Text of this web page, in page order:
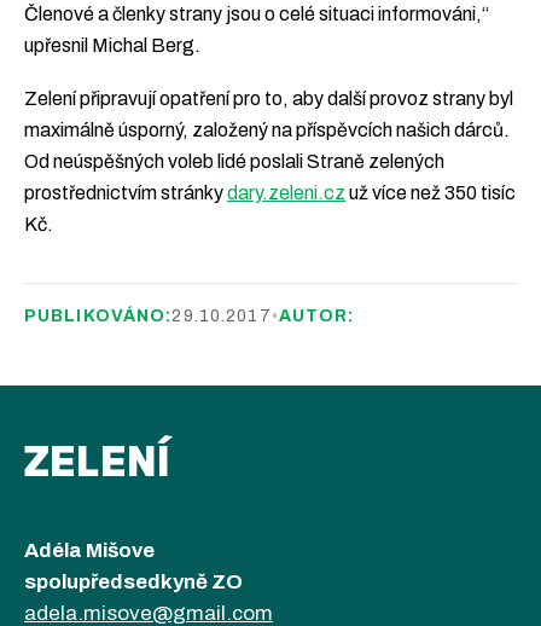
Členové a členky strany jsou o celé situaci informováni,“
upřesnil Michal Berg.
Zelení připravují opatření pro to, aby další provoz strany byl
maximálně úsporný, založený na příspěvcích našich dárců.
Od neúspěšných voleb lidé poslali Straně zelených
prostřednictvím stránkydary.zeleni.cz už více než 350 tisíc
Kč.
PUBLIKOVÁNO:29.10.2017 •AUTOR:
ZELENÍ
Adéla Mišove
spolupředsedkyně ZO
adela.misove@gmail.com